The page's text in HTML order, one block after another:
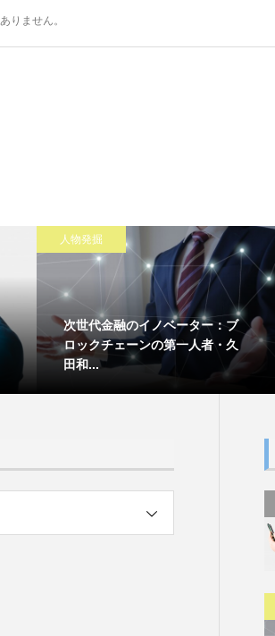
りません。
人物発掘
次世代金融のイノベーター：ブ
ロックチェーンの第一人者・久
田和...